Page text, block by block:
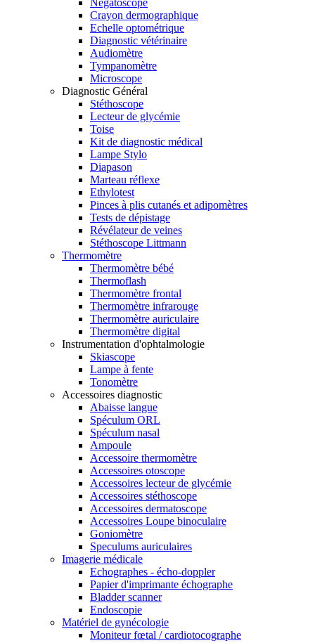
Négatoscope
Crayon dermographique
Echelle optométrique
Diagnostic vétérinaire
Audiomètre
Tympanomètre
Microscope
Diagnostic Général
Stéthoscope
Lecteur de glycémie
Toise
Kit de diagnostic médical
Lampe Stylo
Diapason
Marteau réflexe
Ethylotest
Pinces à plis cutanés et adipomètres
Tests de dépistage
Révélateur de veines
Stéthoscope Littmann
Thermomètre
Thermomètre bébé
Thermoflash
Thermomètre frontal
Thermomètre infrarouge
Thermomètre auriculaire
Thermomètre digital
Instrumentation d'ophtalmologie
Skiascope
Lampe à fente
Tonomètre
Accessoires diagnostic
Abaisse langue
Spéculum ORL
Spéculum nasal
Ampoule
Accessoire thermomètre
Accessoires otoscope
Accessoires lecteur de glycémie
Accessoires stéthoscope
Accessoires dermatoscope
Accessoires Loupe binoculaire
Goniomètre
Speculums auriculaires
Imagerie médicale
Echographes - écho-doppler
Papier d'imprimante échographe
Bladder scanner
Endoscopie
Matériel de gynécologie
Moniteur fœtal / cardiotocographe